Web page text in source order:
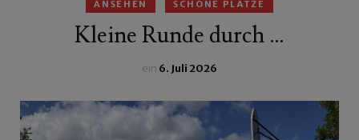
ANSEHEN SCHÖNE PLÄTZE
Kleine Runde durch …
ein 6. Juli 2026